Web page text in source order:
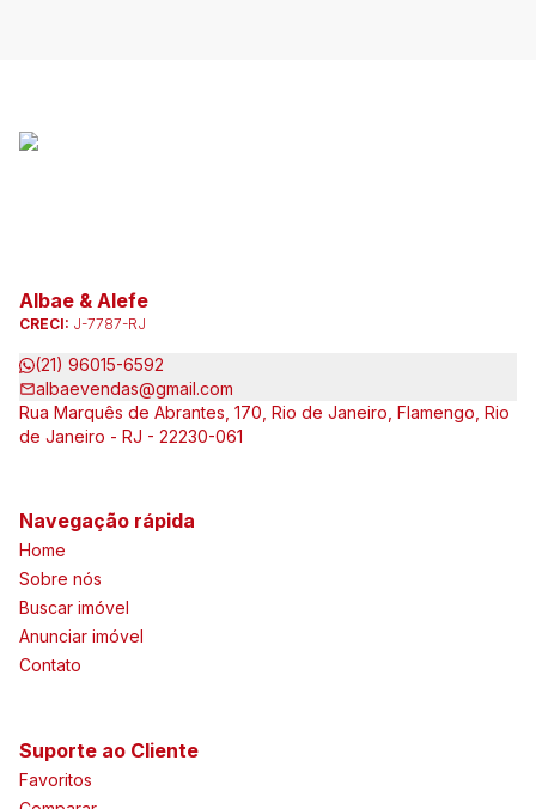
Albae & Alefe
CRECI: J-7787-RJ
(21) 96015-6592
albaevendas@gmail.com
Rua Marquês de Abrantes, 170, Rio de Janeiro, Flamengo, Rio
de Janeiro - RJ - 22230-061
Navegação rápida
Home
Sobre nós
Buscar imóvel
Anunciar imóvel
Contato
Suporte ao Cliente
Favoritos